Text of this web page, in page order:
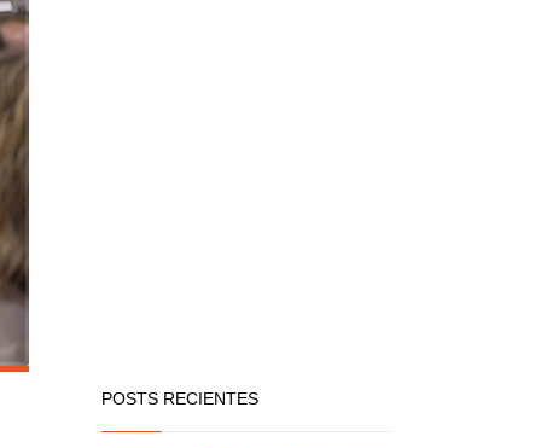
POSTS RECIENTES